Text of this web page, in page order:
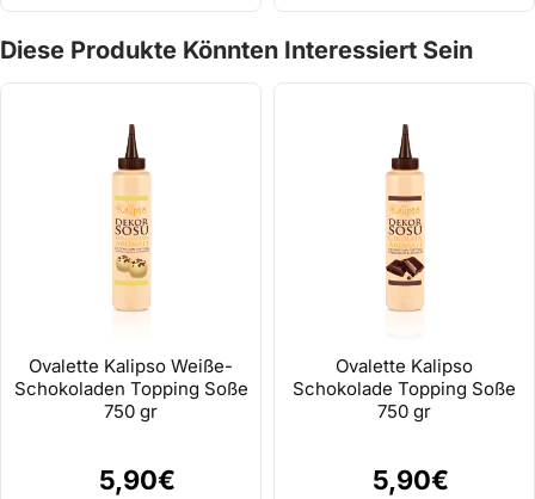
Diese Produkte Könnten Interessiert Sein
Ovalette Kalipso Weiße-
Schokoladen Topping Soße
750 gr
5,90€
Ovalette Kalipso
Schokolade Topping Soße
750 gr
5,90€